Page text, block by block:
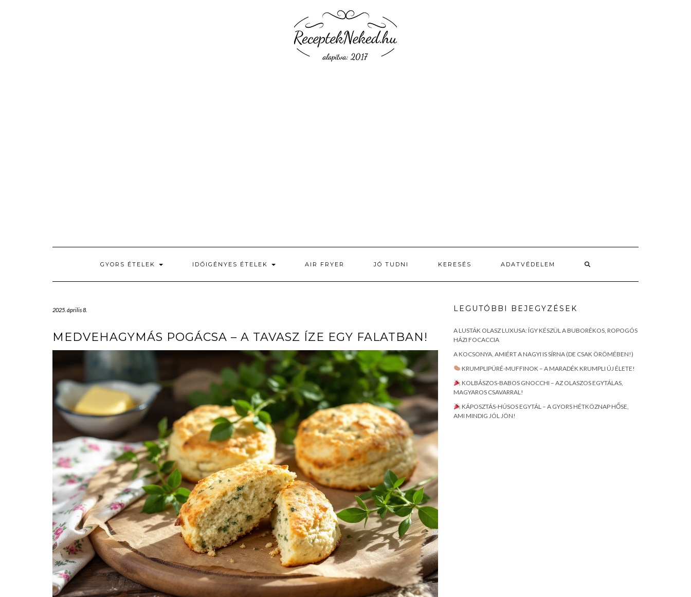
GYORS ÉTELEK IDŐIGÉNYES ÉTELEK AIR FRYER JÓ TUDNI KERESÉS ADATVÉDELEM
2025. április 8.
MEDVEHAGYMÁS POGÁCSA – A TAVASZ ÍZE EGY FALATBAN!
LEGUTÓBBI BEJEGYZÉSEK
A LUSTÁK OLASZ LUXUSA: ÍGY KÉSZÜL A BUBORÉKOS, ROPOGÓS
HÁZI FOCACCIA
A KOCSONYA, AMIÉRT A NAGYI IS SÍRNA (DE CSAK ÖRÖMÉBEN!)
KRUMPLIPÜRÉ-MUFFINOK – A MARADÉK KRUMPLI ÚJ ÉLETE!
KOLBÁSZOS-BABOS GNOCCHI – AZ OLASZOS EGYTÁLAS,
MAGYAROS CSAVARRAL!
KÁPOSZTÁS-HÚSOS EGYTÁL – A GYORS HÉTKÖZNAP HŐSE,
AMI MINDIG JÓL JÖN!